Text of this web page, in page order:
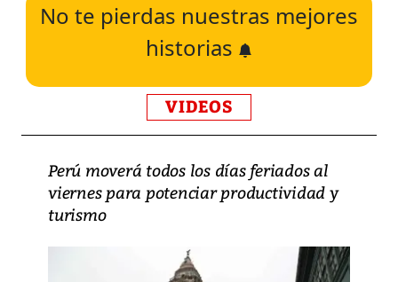
No te pierdas nuestras mejores
historias
VIDEOS
Perú moverá todos los días feriados al
viernes para potenciar productividad y
turismo